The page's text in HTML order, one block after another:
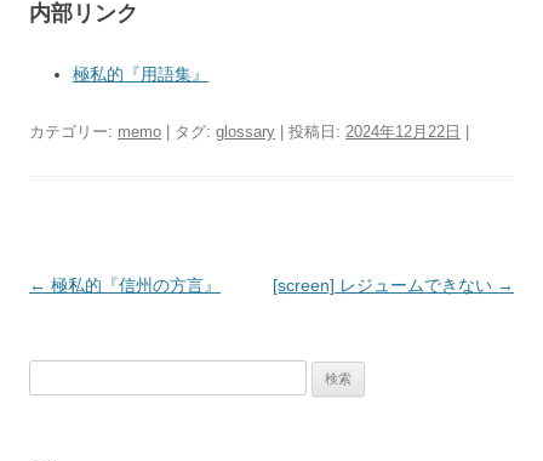
内部リンク
極私的『用語集』
カテゴリー: memo | タグ: glossary | 投稿日: 2024年12月22日
投
← 極私的『信州の方言』 [screen] レジュームできない →